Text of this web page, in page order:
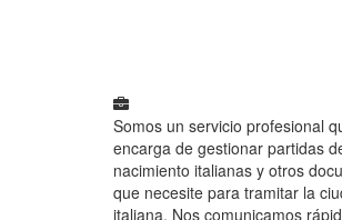
Somos un servicio profesional
encarga de gestionar partidas
nacimiento italianas y otros
que necesite para tramitar la
italiana. Nos comunicamos